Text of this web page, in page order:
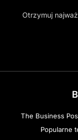
Otrzymuj
The Business
Popularne